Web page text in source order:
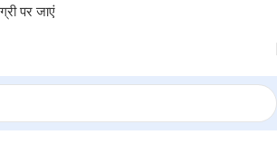
पर जाएं
Round Neck T-Shirt – MGBIO-RN1